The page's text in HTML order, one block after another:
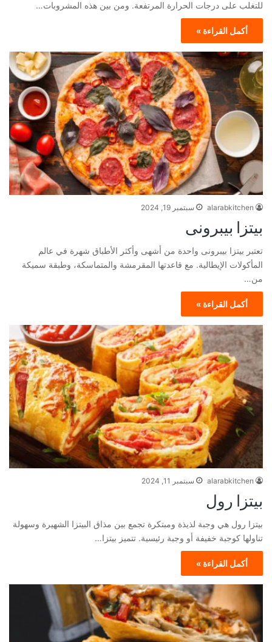
للتغلب على درجات الحرارة المرتفعة. ومن بين هذه المشروبات…
أكمل القراءة »
alarabkitchen سبتمبر 19, 2024
بيتزا بيبرونى
تعتبر بيتزا بيبرونى واحدة من أشهى وأكثر الأطباق شهرة في عالم
المأكولات الإيطالية. مع قاعدتها المقرمشة والمتماسكة، وطبقة سميكة
من…
أكمل القراءة »
alarabkitchen سبتمبر 11, 2024
بيتزا رول
بيتزا رول هي وجبة لذيذة ومبتكرة تجمع بين مذاق البيتزا الشهيرة وسهولة
تناولها كوجبة خفيفة أو وجبة رئيسية. تتميز بيتزا…
أكمل القراءة »